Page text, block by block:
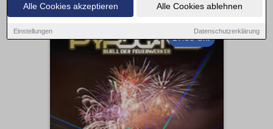
Alle Cookies akzeptieren Alle Cookies ablehnen
Einstellungen Datenschutzerklärung
17:00 Uhr